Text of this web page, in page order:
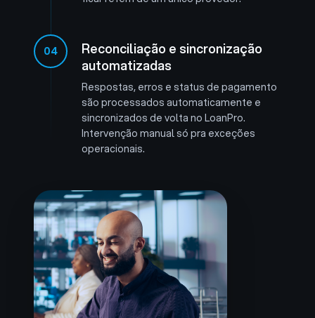
04
Reconciliação e sincronização
automatizadas
Respostas, erros e status de pagamento
são processados automaticamente e
sincronizados de volta no LoanPro.
Intervenção manual só pra exceções
operacionais.